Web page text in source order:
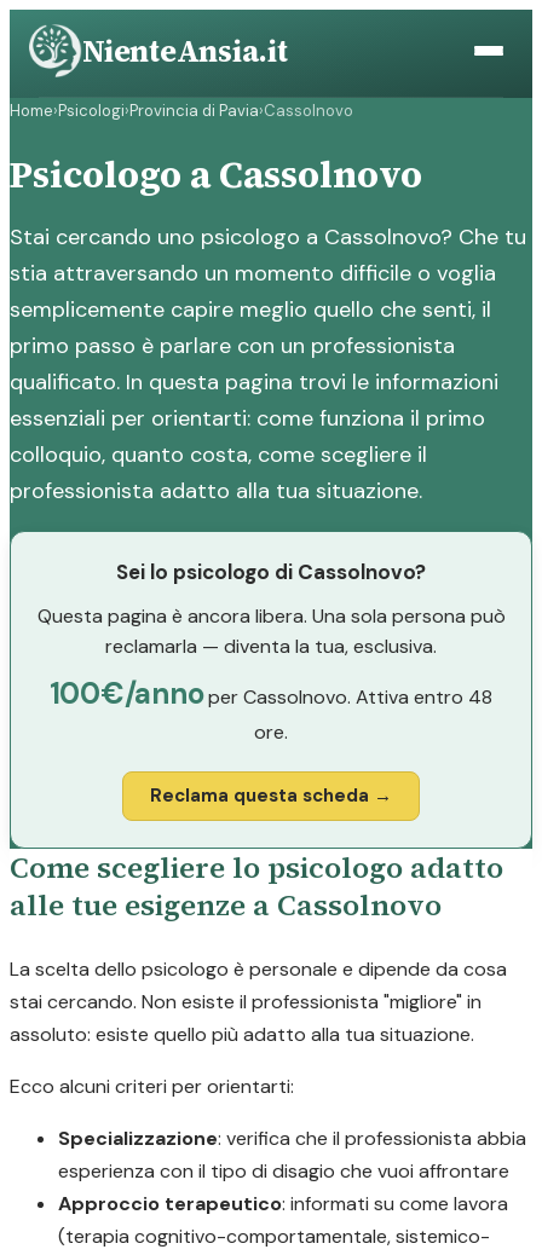
Vai
contenuto
NienteAnsia.it
Home›Psicologi›Provincia di Pavia›Cassolnovo
Psicologo a Cassolnovo
Stai cercando uno psicologo a Cassolnovo? Che tu
stia attraversando un momento difficile o voglia
semplicemente capire meglio quello che senti, il
primo passo è parlare con un professionista
qualificato. In questa pagina trovi le informazioni
essenziali per orientarti: come funziona il primo
colloquio, quanto costa, come scegliere il
professionista adatto alla tua situazione.
Sei lo psicologo di Cassolnovo?
Questa pagina è ancora libera. Una sola persona può
reclamarla — diventa la tua, esclusiva.
100€/annoper Cassolnovo. Attiva entro 48
ore.
Reclama questa scheda →
Come scegliere lo psicologo adatto
alle tue esigenze a Cassolnovo
La scelta dello psicologo è personale e dipende da cosa
stai cercando. Non esiste il professionista "migliore" in
assoluto: esiste quello più adatto alla tua situazione.
Ecco alcuni criteri per orientarti:
Specializzazione: verifica che il professionista abbia
esperienza con il tipo di disagio che vuoi affrontare
Approccio terapeutico: informati su come lavora
(terapia cognitivo-comportamentale, sistemico-